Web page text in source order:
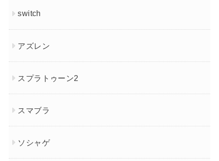
switch
アズレン
スプラトゥーン2
スマブラ
ソシャゲ